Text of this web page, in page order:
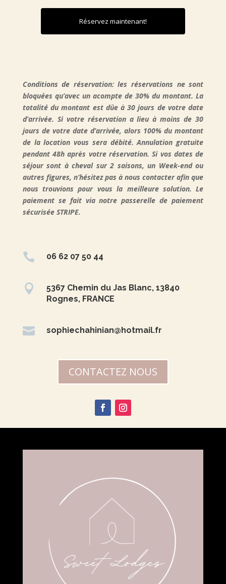
Conditions de réservation: les réservations ne sont
bloquées qu’avec un acompte de 30% du montant. La
totalité du montant est dûe à 30 jours de votre date
d’arrivée. Si votre réservation a lieu à moins de 30
jours de votre date d’arrivée, alors 100% du montant
de la location vous sera débité. Annulation gratuite
pendant 48h après votre réservation. Si vos dates de
séjour sont à cheval sur 2 saisons, un Week-end ou
autres figures, n’hésitez pas à nous contacter afin que
nous trouvions pour vous la meilleure solution. Le
paiement se fait via notre passerelle de paiement
sécurisée STRIPE.
 06 62 07 50 44

5367 Chemin du Jas Blanc, 13840
Rognes, FRANCE
 sophiechahinian@hotmail.fr
CONTACTEZ NOUS